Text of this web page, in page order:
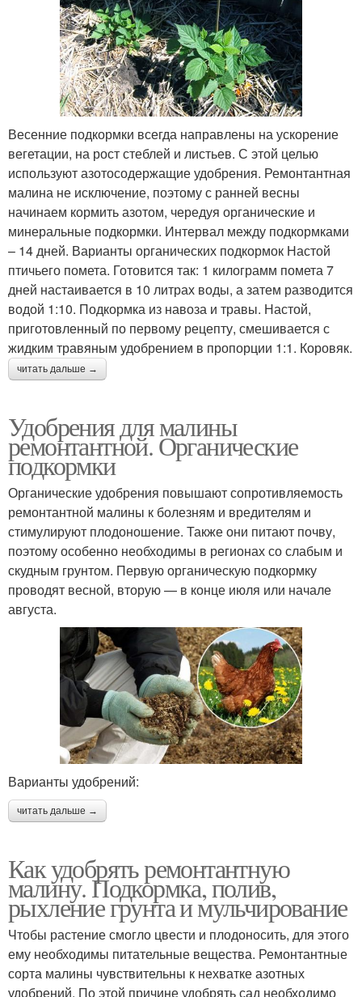
Весенние подкормки всегда направлены на ускорение
вегетации, на рост стеблей и листьев. С этой целью
используют азотосодержащие удобрения. Ремонтантная
малина не исключение, поэтому с ранней весны
начинаем кормить азотом, чередуя органические и
минеральные подкормки. Интервал между подкормками
– 14 дней. Варианты органических подкормок Настой
птичьего помета. Готовится так: 1 килограмм помета 7
дней настаивается в 10 литрах воды, а затем разводится
водой 1:10. Подкормка из навоза и травы. Настой,
приготовленный по первому рецепту, смешивается с
жидким травяным удобрением в пропорции 1:1. Коровяк.
читать дальше →
Удобрения для малины
ремонтантной. Органические
подкормки
Органические удобрения повышают сопротивляемость
ремонтантной малины к болезням и вредителям и
стимулируют плодоношение. Также они питают почву,
поэтому особенно необходимы в регионах со слабым и
скудным грунтом. Первую органическую подкормку
проводят весной, вторую — в конце июля или начале
августа.
Варианты удобрений:
читать дальше →
Как удобрять ремонтантную
малину. Подкормка, полив,
рыхление грунта и мульчирование
Чтобы растение смогло цвести и плодоносить, для этого
ему необходимы питательные вещества. Ремонтантные
сорта малины чувствительны к нехватке азотных
удобрений. По этой причине удобрять сад необходимо